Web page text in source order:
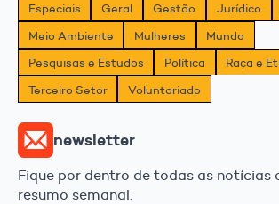
Especiais
Geral Gestão Jurídico
Meio Ambiente
Mulheres
Mundo
Pesquisas e Estudos
Política
Raça e
Terceiro Setor
Voluntariado
newsletter
Fique por dentro de todas as notícias
resumo semanal.